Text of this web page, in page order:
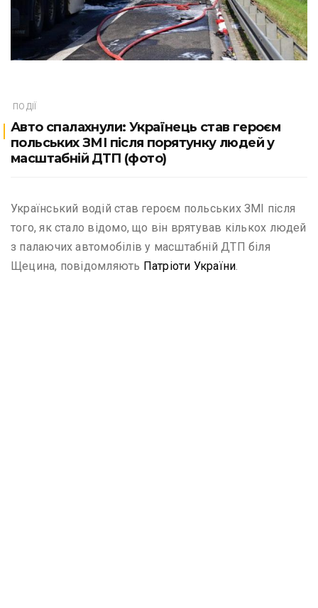
ПОДІЇ
Авто спалахнули: Українець став героєм
польських ЗМІ після порятунку людей у
масштабній ДТП (фото)
Український водій став героєм польських ЗМІ після
того, як стало відомо, що він врятував кількох людей
з палаючих автомобілів у масштабній ДТП біля
Щецина, повідомляють Патріоти України.